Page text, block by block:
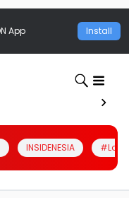
App Install
INSIDENESIA